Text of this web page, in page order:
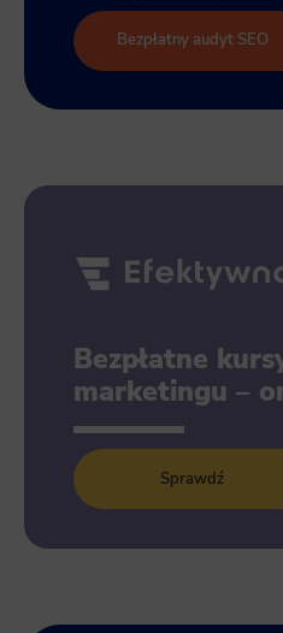
Bezpłatny audyt SEO
Bezpłatne
marketingu –
Sprawdź